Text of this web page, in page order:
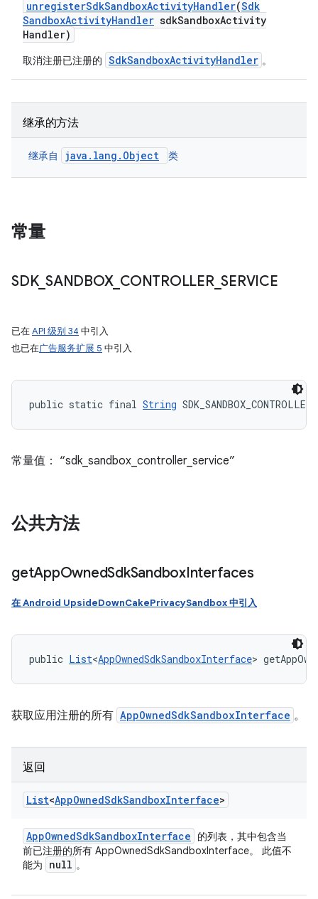
unregisterSdkSandboxActivityHandler(Sdk
SandboxActivityHandler sdkSandboxActivity
Handler)
取消注册已注册的 SdkSandboxActivityHandler 。
继承的方法
继承自 java.lang.Object 类
常量
SDK_ SANDBOX_ CONTROLLER_SERVICE
已在API 级别 34 中引入
也已在广告服务扩展 5 中引入
public static final String
常量值： “sdk_sandbox_controller_service”
公共方法
getAppOwnedSdkSandboxInterfaces
在 Android UpsideDownCakePrivacySandbox 中引入
public List<AppOwnedSdkSandboxInterface>
获取应用注册的所有 AppOwnedSdkSandboxInterface 。
返回
List<AppOwnedSdkSandboxInterface>
AppOwnedSdkSandboxInterface
的列表，其中包含当
前已注册的所有 AppOwnedSdkSandboxInterface。 此值不
能为
null 。